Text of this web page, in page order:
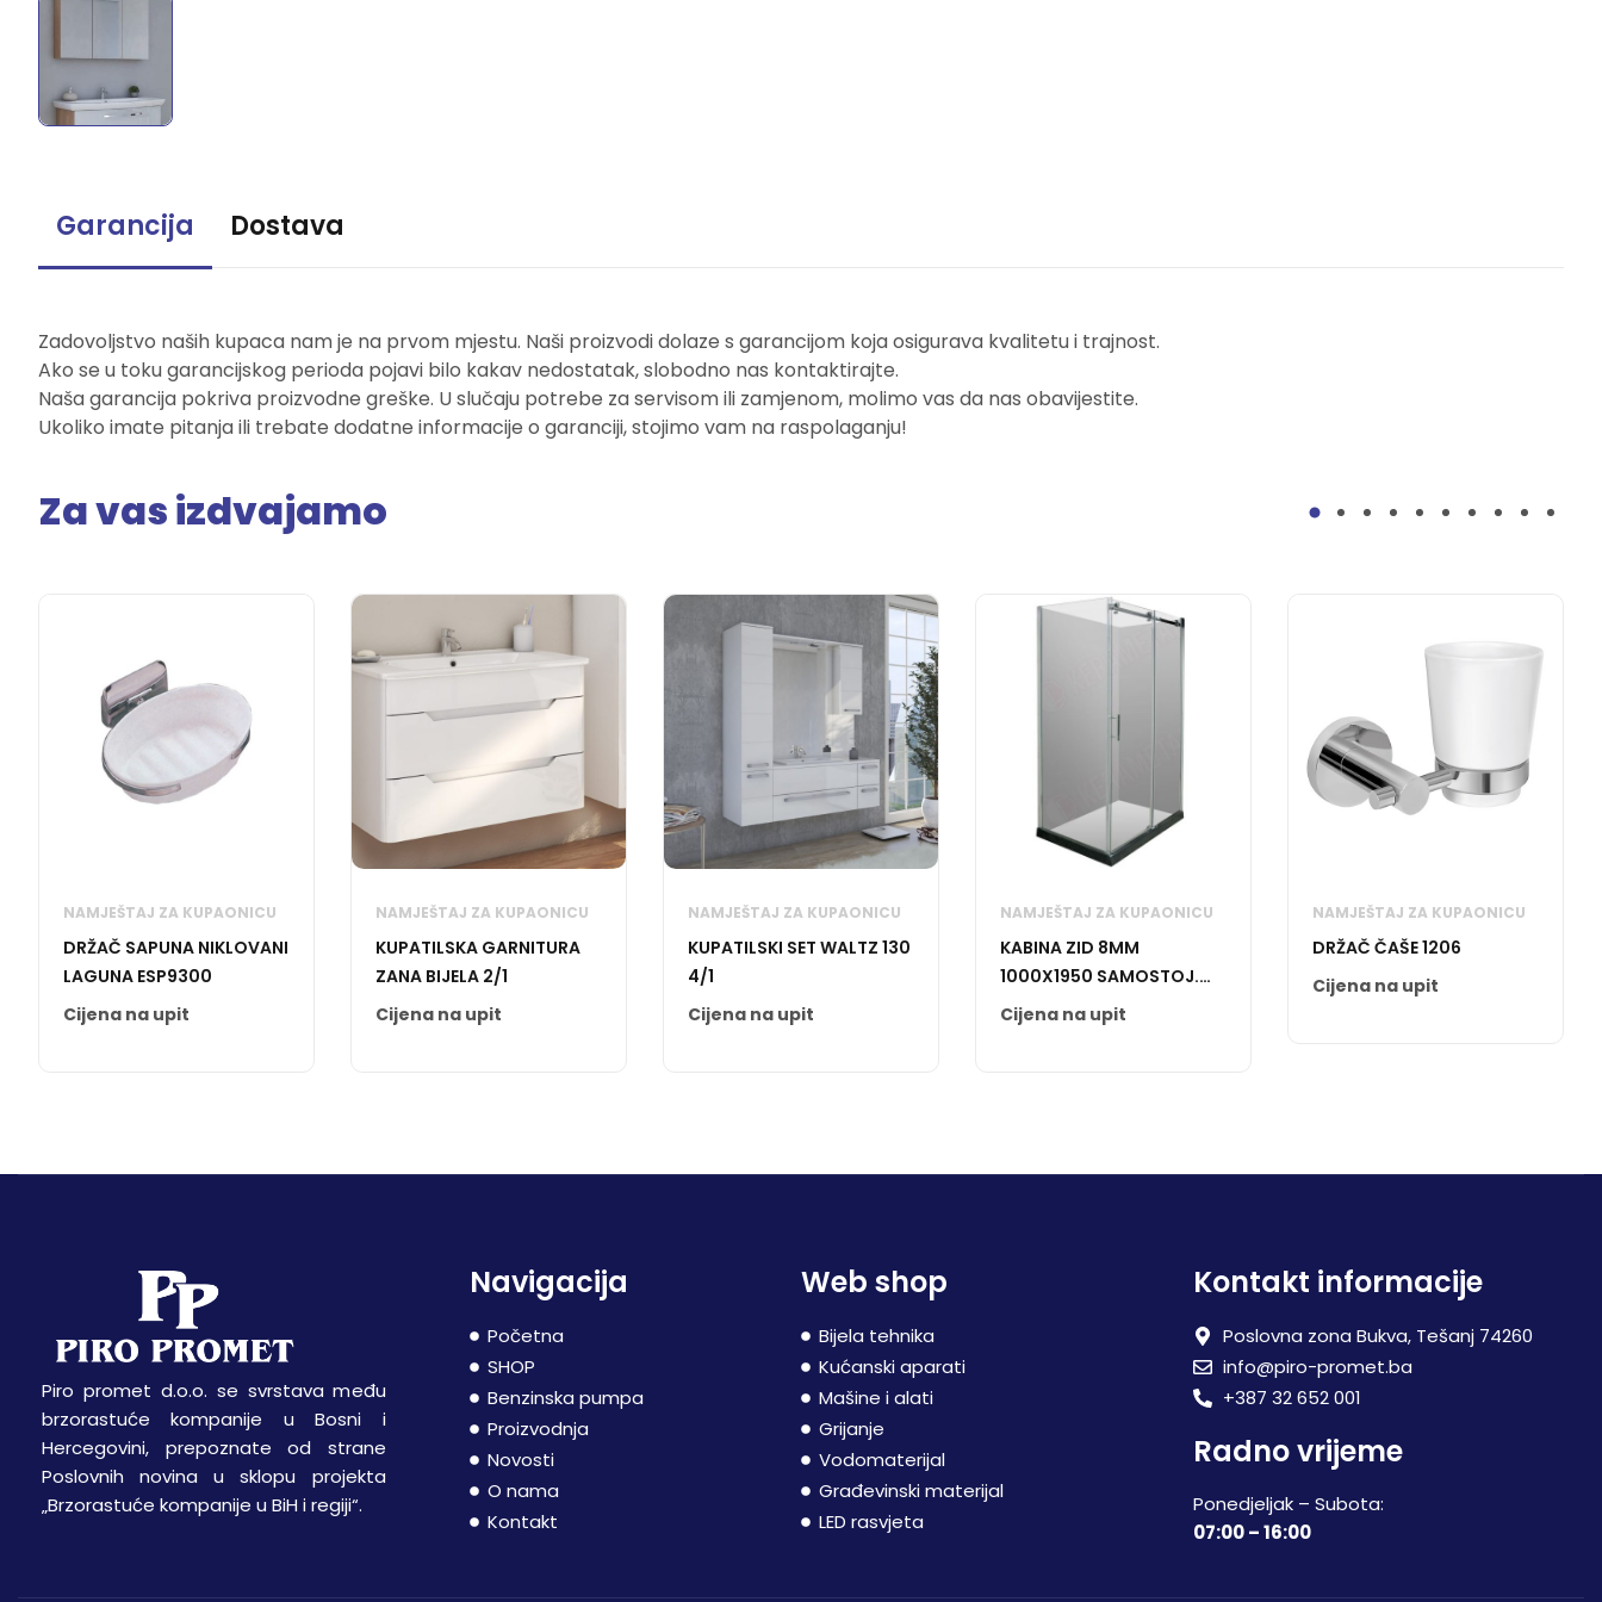
Garancija Dostava
Zadovoljstvo naših kupaca nam je na prvom mjestu. Naši proizvodi dolaze s garancijom koja osigurava kvalitetu i trajnost.
Ako se u toku garancijskog perioda pojavi bilo kakav nedostatak, slobodno nas kontaktirajte.
Naša garancija pokriva proizvodne greške. U slučaju potrebe za servisom ili zamjenom, molimo vas da nas obavijestite.
Ukoliko imate pitanja ili trebate dodatne informacije o garanciji, stojimo vam na raspolaganju!
Za vas izdvajamo
NAMJEŠTAJ ZA KUPAONICU
DRŽAČ SAPUNA NIKLOVANI
LAGUNA ESP9300
Cijena na upit
NAMJEŠTAJ ZA KUPAONICU
KUPATILSKA GARNITURA
ZANA BIJELA 2/1
Cijena na upit
NAMJEŠTAJ ZA KUPAONICU
KUPATILSKI SET WALTZ 130
4/1
Cijena na upit
NAMJEŠTAJ ZA KUPAONICU
KABINA ZID 8MM
1000X1950 SAMOSTOJ.
OMEG
Cijena na upit
NAMJEŠTAJ ZA KUPAONICU
DRŽAČ ČAŠE 1206
Cijena na upit
Piro promet d.o.o. se svrstava među
brzorastuće kompanije u Bosni i
Hercegovini, prepoznate od strane
Poslovnih novina u sklopu projekta
„Brzorastuće kompanije u BiH i regiji“.
Navigacija
Početna
SHOP
Benzinska pumpa
Proizvodnja
Novosti
O nama
Kontakt
Web shop
Bijela tehnika
Kućanski aparati
Mašine i alati
Grijanje
Vodomaterijal
Građevinski materijal
LED rasvjeta
Kontakt informacije
Poslovna zona Bukva, Tešanj 74260
info@piro-promet.ba
+387 32 652 001
Radno vrijeme
Ponedjeljak – Subota:
07:00 – 16:00